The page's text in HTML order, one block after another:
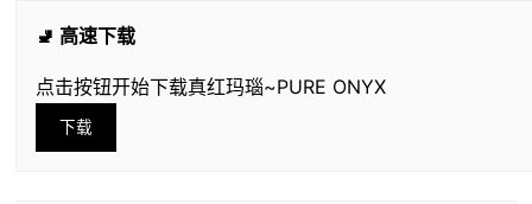
🚽 高速下载
点击按钮开始下载真红玛瑙~PURE ONYX
下载